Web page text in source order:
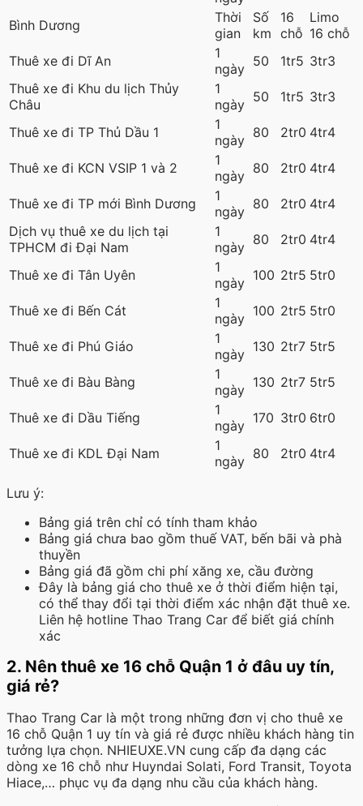
Bình Dương
Thời
gian
Số
km
16
chỗ
Limo
16 chỗ
Thuê xe đi Dĩ An
1
ngày 50 1tr5 3tr3
Thuê xe đi Khu du lịch Thủy
Châu
1
ngày 50 1tr5 3tr3
Thuê xe đi TP Thủ Dầu 1
1
ngày 80 2tr0 4tr4
Thuê xe đi KCN VSIP 1 và 2
1
ngày 80 2tr0 4tr4
Thuê xe đi TP mới Bình Dương
1
ngày 80 2tr0 4tr4
Dịch vụ thuê xe du lịch tại
TPHCM đi Đại Nam
1
ngày 80 2tr0 4tr4
Thuê xe đi Tân Uyên
1
ngày 100 2tr5 5tr0
Thuê xe đi Bến Cát
1
ngày 100 2tr5 5tr0
Thuê xe đi Phú Giáo
1
ngày 130 2tr7 5tr5
Thuê xe đi Bàu Bàng
1
ngày 130 2tr7 5tr5
Thuê xe đi Dầu Tiếng
1
ngày 170 3tr0 6tr0
Thuê xe đi KDL Đại Nam
1
ngày 80 2tr0 4tr4
Lưu ý:
Bảng giá trên chỉ có tính tham khảo
Bảng giá chưa bao gồm thuế VAT, bến bãi và phà
thuyền
Bảng giá đã gồm chi phí xăng xe, cầu đường
Đây là bảng giá cho thuê xe ở thời điểm hiện tại,
có thể thay đổi tại thời điểm xác nhận đặt thuê xe.
Liên hệ hotline Thao Trang Car để biết giá chính
xác
2. Nên thuê xe 16 chỗ Quận 1 ở đâu uy tín,
giá rẻ?
Thao Trang Car là một trong những đơn vị cho thuê xe
16 chỗ Quận 1 uy tín và giá rẻ được nhiều khách hàng tin
tưởng lựa chọn. NHIEUXE.VN cung cấp đa dạng các
dòng xe 16 chỗ như Huyndai Solati, Ford Transit, Toyota
Hiace,… phục vụ đa dạng nhu cầu của khách hàng.